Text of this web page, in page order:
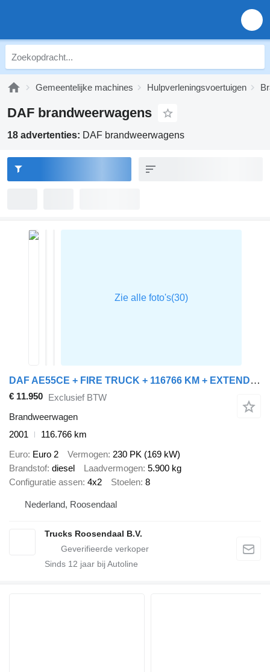
Gemeentelijke machines Hulpverleningsvoertuigen
DAF brandweerwagens
18 advertenties: DAF brandweerwagens
DAF AE55CE + FIRE TRUCK + 116766 KM + EXTENDABLE LADDER + 1500 L WAT
€ 11.950 Exclusief BTW
Brandweerwagen
2001
116.766 km
Euro Euro 2 Vermogen 230 PK (169 kW)
Brandstof diesel Laadvermogen 5.900 kg
Configuratie assen 4x2 Stoelen 8
Nederland, Roosendaal
Trucks Roosendaal B.V.
Sinds 12 jaar bij Autoline